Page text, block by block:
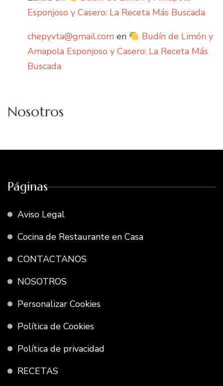
Esponjoso y Casero: La Receta Más Buscada
chepyvta@gmail.com en
Budín de Limón y
Amapola Esponjoso y Casero: La Receta Más
Buscada
Nosotros
Páginas
Aviso Legal
Cocina de Restaurante en Casa
CONTACTANOS
NOSOTROS
Personalizar Cookies
Política de Cookies
Política de privacidad
RECETAS